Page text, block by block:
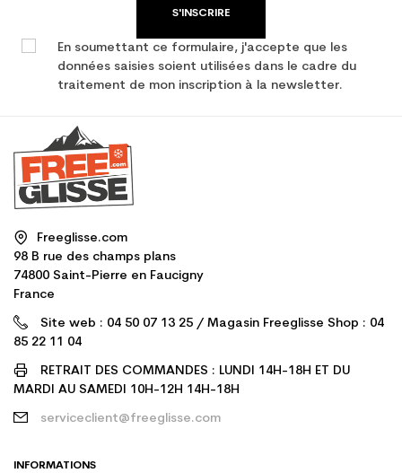
S'INSCRIRE
En soumettant ce formulaire, j'accepte que les
données saisies soient utilisées dans le cadre du
traitement de mon inscription à la newsletter.
Freeglisse.com
98 B rue des champs plans
74800 Saint-Pierre en Faucigny
France
Site web : 04 50 07 13 25 / Magasin Freeglisse Shop : 04
85 22 11 04
RETRAIT DES COMMANDES : LUNDI 14H-18H ET DU
MARDI AU SAMEDI 10H-12H 14H-18H
serviceclient@freeglisse.com
INFORMATIONS